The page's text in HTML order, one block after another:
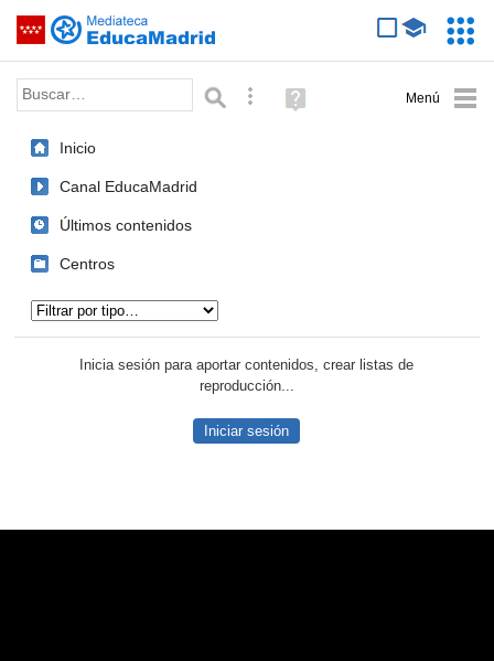
Saltar navegación
Palabra o frase: Búsqueda avanzada
Ayuda
(en
Inicio
Canal EducaMadrid
Últimos contenidos
Centros
Inicia sesión para aportar contenidos, crear listas de
reproducción...
Iniciar sesión